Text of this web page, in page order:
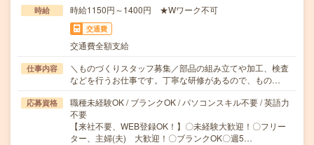
時給 時給1150円～1400円 ★Wワーク不可
交通費
交通費全額支給
仕事内容
＼ものづくりスタッフ募集／部品の組み立てや加工、検査
などを行うお仕事です。丁寧な研修があるので、もの…
応募資格
職種未経験OK / ブランクOK / パソコンスキル不要 / 英語力
不要
【来社不要、WEB登録OK！】〇未経験大歓迎！〇フリー
ター、主婦(夫) 大歓迎！〇ブランクOK〇週5…